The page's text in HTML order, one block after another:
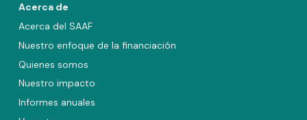
Acerca de
Acerca del SAAF
Nuestro enfoque de la financiación
Quienes somos
Nuestro impacto
Informes anuales